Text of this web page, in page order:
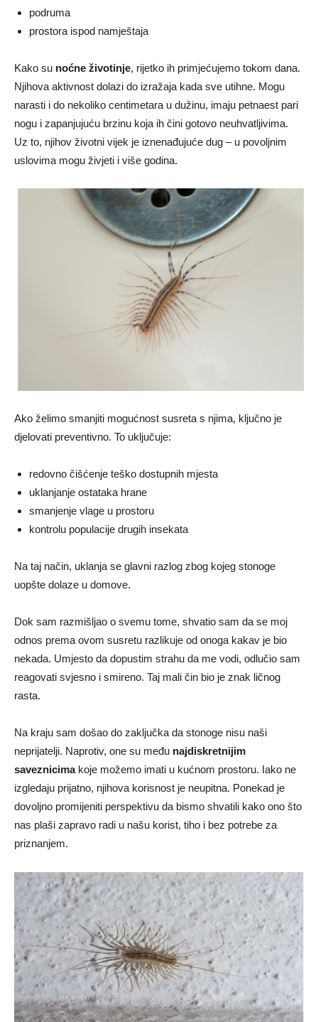
podruma
prostora ispod namještaja
Kako su noćne životinje, rijetko ih primjećujemo tokom dana.
Njihova aktivnost dolazi do izražaja kada sve utihne. Mogu
narasti i do nekoliko centimetara u dužinu, imaju petnaest pari
nogu i zapanjujuću brzinu koja ih čini gotovo neuhvatljivima.
Uz to, njihov životni vijek je iznenađujuće dug – u povoljnim
uslovima mogu živjeti i više godina.
Ako želimo smanjiti mogućnost susreta s njima, ključno je
djelovati preventivno. To uključuje:
redovno čišćenje teško dostupnih mjesta
uklanjanje ostataka hrane
smanjenje vlage u prostoru
kontrolu populacije drugih insekata
Na taj način, uklanja se glavni razlog zbog kojeg stonoge
uopšte dolaze u domove.
Dok sam razmišljao o svemu tome, shvatio sam da se moj
odnos prema ovom susretu razlikuje od onoga kakav je bio
nekada. Umjesto da dopustim strahu da me vodi, odlučio sam
reagovati svjesno i smireno. Taj mali čin bio je znak ličnog
rasta.
Na kraju sam došao do zaključka da stonoge nisu naši
neprijatelji. Naprotiv, one su među najdiskretnijim
saveznicimakoje možemo imati u kućnom prostoru. Iako ne
izgledaju prijatno, njihova korisnost je neupitna. Ponekad je
dovoljno promijeniti perspektivu da bismo shvatili kako ono što
nas plaši zapravo radi u našu korist, tiho i bez potrebe za
priznanjem.